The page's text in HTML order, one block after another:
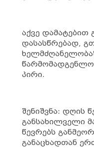
აქვე დამატებით
დასასწრებად,
პირი.
შენიშვნა: დღის
განსახილველი
წევრებს
განაცხადთან